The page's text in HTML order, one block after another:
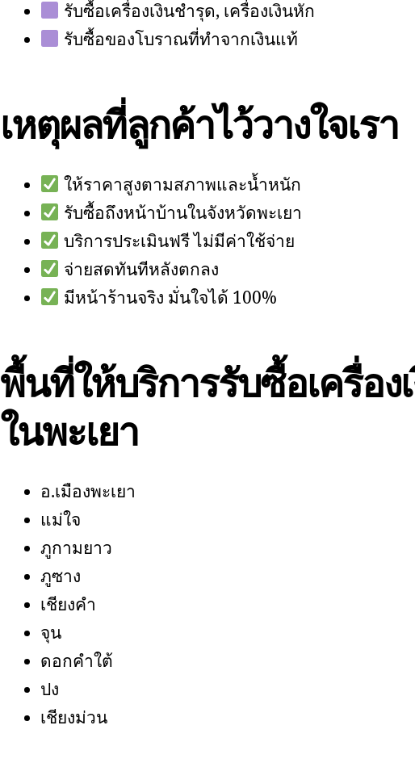
รับซื้อเครื่องเงินชำรุด, เครื่องเงินหัก
รับซื้อของโบราณที่ทำจากเงินแท้
เหตุผลที่ลูกค้าไว้วางใจเรา
ให้ราคาสูงตามสภาพและน้ำหนัก
รับซื้อถึงหน้าบ้านในจังหวัดพะเยา
บริการประเมินฟรี ไม่มีค่าใช้จ่าย
จ่ายสดทันทีหลังตกลง
มีหน้าร้านจริง มั่นใจได้ 100%
พื้นที่ให้บริการรับซื้อเครื่อง
ในพะเยา
อ.เมืองพะเยา
แม่ใจ
ภูกามยาว
ภูซาง
เชียงคำ
จุน
ดอกคำใต้
ปง
เชียงม่วน